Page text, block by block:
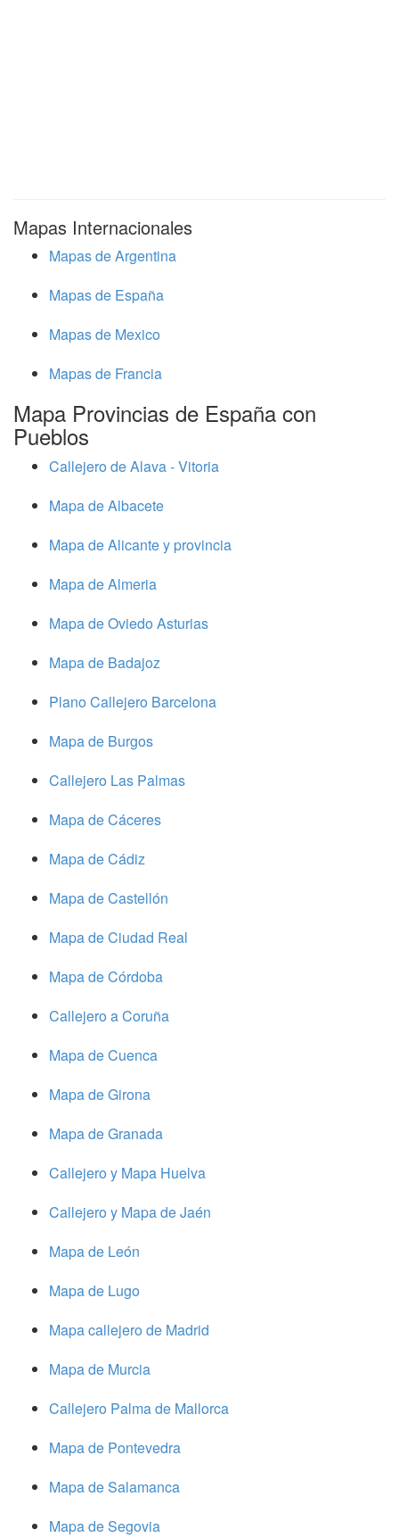
Mapas Internacionales
Mapas de Argentina
Mapas de España
Mapas de Mexico
Mapas de Francia
Mapa Provincias de España con
Pueblos
Callejero de Alava - Vitoria
Mapa de Albacete
Mapa de Alicante y provincia
Mapa de Almeria
Mapa de Oviedo Asturias
Mapa de Badajoz
Plano Callejero Barcelona
Mapa de Burgos
Callejero Las Palmas
Mapa de Cáceres
Mapa de Cádiz
Mapa de Castellón
Mapa de Ciudad Real
Mapa de Córdoba
Callejero a Coruña
Mapa de Cuenca
Mapa de Girona
Mapa de Granada
Callejero y Mapa Huelva
Callejero y Mapa de Jaén
Mapa de León
Mapa de Lugo
Mapa callejero de Madrid
Mapa de Murcia
Callejero Palma de Mallorca
Mapa de Pontevedra
Mapa de Salamanca
Mapa de Segovia